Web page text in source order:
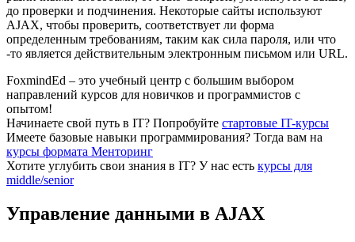
до проверки и подчинения. Некоторые сайты используют
AJAX, чтобы проверить, соответствует ли форма
определенным требованиям, таким как сила пароля, или что
-то является действительным электронным письмом или URL.
FoxmindEd – это учебный центр с большим выбором
направлений курсов для новичков и программистов с
опытом!
Начинаете свой путь в IТ? Попробуйте стартовые IT-курсы
Имеете базовые навыки программирования? Тогда вам на
курсы формата Менторинг
Хотите углубить свои знания в IТ? У нас есть курсы для
middle/senior
Управление данными в AJAX